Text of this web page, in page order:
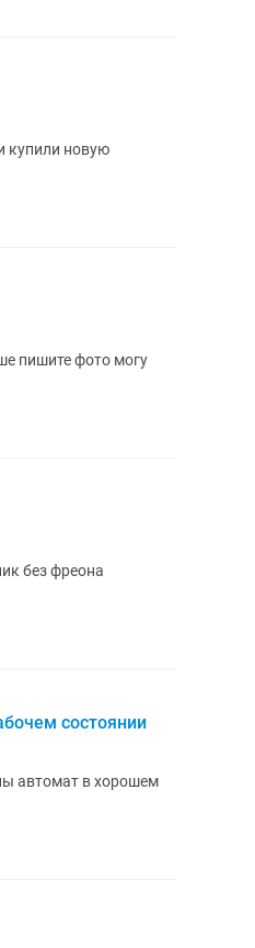
купили новую
пишите фото могу
без фреона
состоянии
автомат в хорошем